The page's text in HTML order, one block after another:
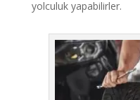
yolculuk yapabilirler.